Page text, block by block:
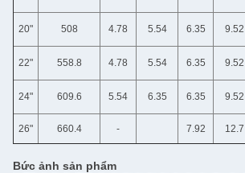
20" 508 4.78 5.54 6.35 9.52
22" 558.8 4.78 5.54 6.35 9.52
24" 609.6 5.54 6.35 6.35 9.52
26" 660.4 - 7.92 12.7
Bức ảnh sản phẩm